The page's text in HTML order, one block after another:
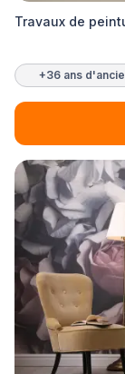
Travaux de
+36 ans